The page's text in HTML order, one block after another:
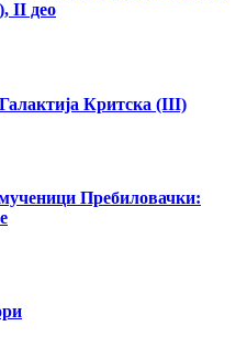
II део
Критска (III)
Пребиловачки: